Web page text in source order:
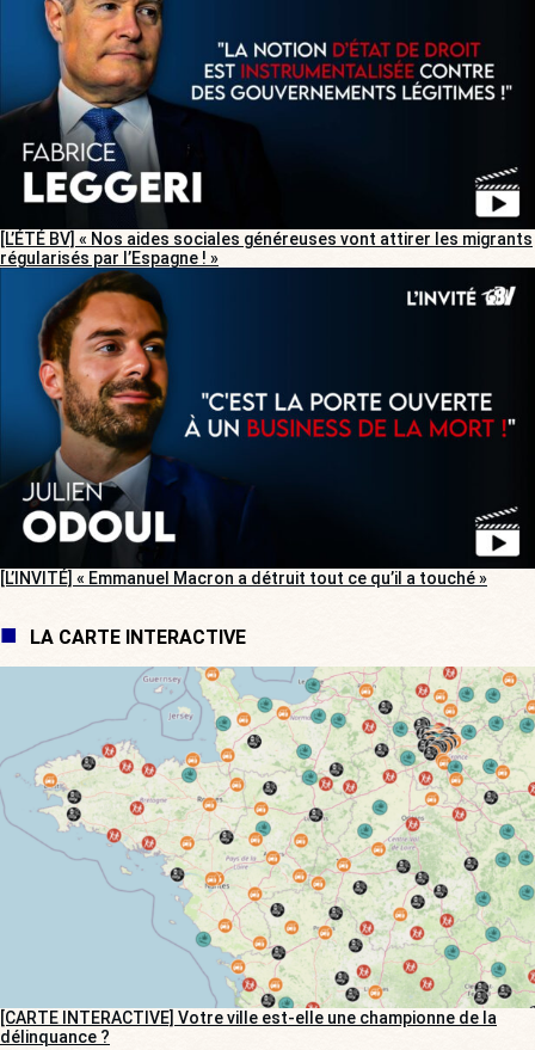
[L’ÉTÉ BV] « Nos aides sociales généreuses vont attirer les migrants
régularisés par l’Espagne ! »
[L’INVITÉ] « Emmanuel Macron a détruit tout ce qu’il a touché »
LA CARTE INTERACTIVE
[CARTE INTERACTIVE] Votre ville est-elle une championne de la
délinquance ?